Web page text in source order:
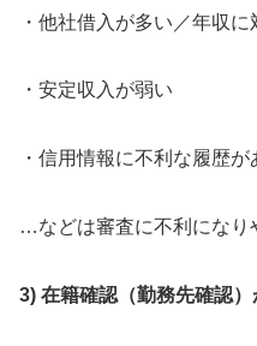
・他社借入が多い／年収
・安定収入が弱い
・信用情報に不利な履歴が
…などは審査に不利になり
3) 在籍確認（勤務先確認）